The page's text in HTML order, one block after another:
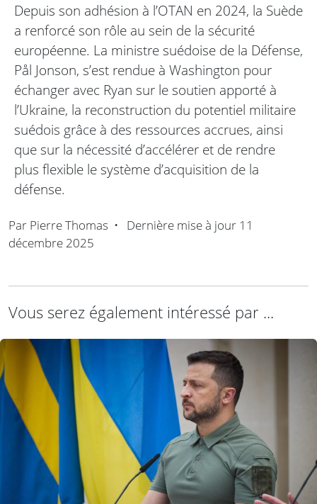
Depuis son adhésion à l’OTAN en 2024, la Suède
a renforcé son rôle au sein de la sécurité
européenne. La ministre suédoise de la Défense,
Pål Jonson, s’est rendue à Washington pour
échanger avec Ryan sur le soutien apporté à
l’Ukraine, la reconstruction du potentiel militaire
suédois grâce à des ressources accrues, ainsi
que sur la nécessité d’accélérer et de rendre
plus flexible le système d’acquisition de la
défense.
Par Pierre Thomas • Dernière mise à jour 11
décembre 2025
Vous serez également intéressé par ...